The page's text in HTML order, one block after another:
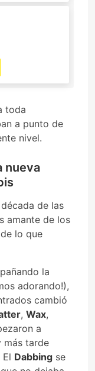
toda
a punto de
nivel.
nueva
de las
amante de los
lo que
la
adorando!),
cambió
, Wax,
a
más tarde
Dabbing se